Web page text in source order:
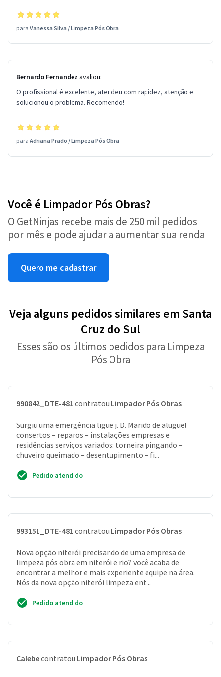
para Vanessa Silva /Limpeza Pós Obra
Bernardo Fernandez avaliou:
O profissional é excelente, atendeu com rapidez, atenção e
solucionou o problema. Recomendo!
para Adriana Prado /Limpeza Pós Obra
Você é Limpador Pós Obras?
O GetNinjas recebe mais de 250 mil pedidos
por mês e pode ajudar a aumentar sua renda
Quero me cadastrar
Veja alguns pedidos similares em Santa
Cruz do Sul
Esses são os últimos pedidos para Limpeza
Pós Obra
990842_DTE-481 contratou Limpador Pós Obras
Surgiu uma emergência ligue j. D. Marido de aluguel
consertos – reparos – instalações empresas e
residências serviços variados: torneira pingando –
chuveiro queimado – desentupimento – fi...
Pedido atendido
993151_DTE-481 contratou Limpador Pós Obras
Nova opção niterói precisando de uma empresa de
limpeza pós obra em niterói e rio? você acaba de
encontrar a melhor e mais experiente equipe na área.
Nós da nova opção niterói limpeza ent...
Pedido atendido
Calebecontratou Limpador Pós Obras